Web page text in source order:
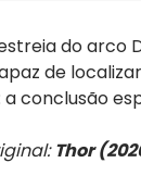
do arco
de
conclusão
Thor